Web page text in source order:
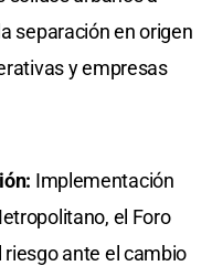
separación en origen
y empresas
Implementación
el Foro
ante el cambio